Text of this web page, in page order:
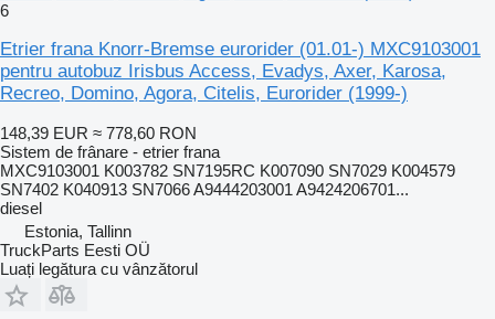
6
Etrier frana Knorr-Bremse eurorider (01.01-) MXC9103001
pentru autobuz Irisbus Access, Evadys, Axer, Karosa,
Recreo, Domino, Agora, Citelis, Eurorider (1999-)
148,39 EUR ≈ 778,60 RON
Sistem de frânare - etrier frana
MXC9103001 K003782 SN7195RC K007090 SN7029 K004579
SN7402 K040913 SN7066 A9444203001 A9424206701...
diesel
Estonia, Tallinn
TruckParts Eesti OÜ
Luați legătura cu vânzătorul